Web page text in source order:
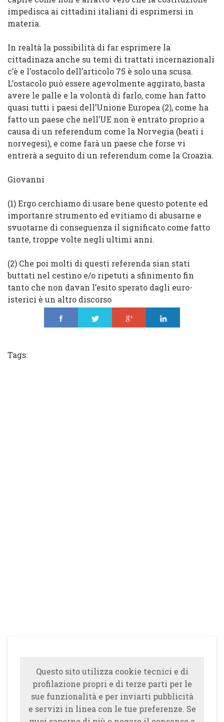
impedisca ai cittadini italiani di esprimersi in
materia.
In realtà la possibilità di far esprimere la
cittadinaza anche su temi di trattati incernazionali
c’è e l’ostacolo dell’articolo 75 è solo una scusa.
L’ostacolo può essere agevolmente aggirato,basta
avere le palle e la volontà di farlo, come han fatto
quasi tutti i paesi dell’Unione Europea (2), come ha
fatto un paese che nell’UE non è entrato proprio a
causa di un referendum come la Norvegia (beati i
norvegesi), e come farà un paese che forse vi
entrerà a seguito di un referendum come la Croazia.
Giovanni
(1) Ergo cerchiamo di usare bene questo potente ed
importanre strumento ed evitiamo di abusarne e
svuotarne di conseguenza il significato come fatto
tante, troppe volte negli ultimi anni.
(2) Che poi molti di questi referenda sian stati
buttati nel cestino e/o ripetuti a sfinimento fin
tanto che non davan l’esito sperato dagli euro-
isterici è un altro discorso
Tags:
Questo sito utilizza cookie tecnici e di
profilazione propri e di terze parti per le
sue funzionalità e per inviarti pubblicità
e servizi in linea con le tue preferenze. Se